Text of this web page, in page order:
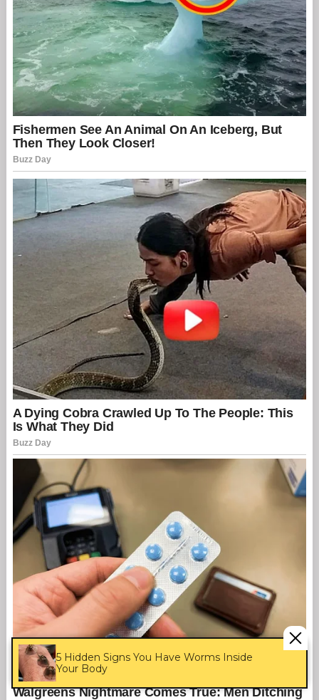
5 Hidden Signs You Have Worms Inside
Your Body